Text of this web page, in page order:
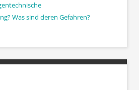
Was sind deren Gefahren?